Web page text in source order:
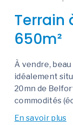
Terrain
650m²
À vendre,
idéalement
20mn de
commodités
En savoir plus